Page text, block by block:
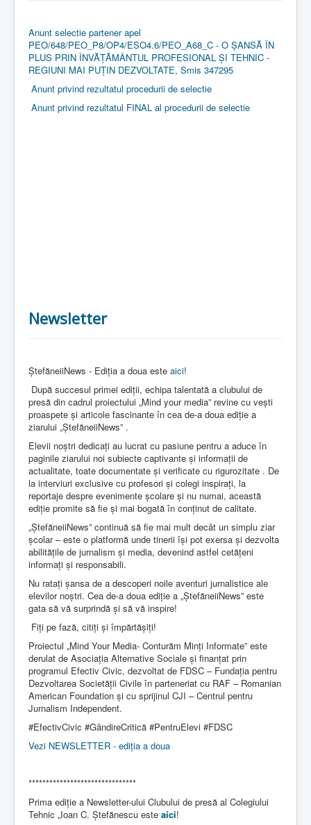
Anunt selectie partener apel
PEO/648/PEO_P8/OP4/ESO4.6/PEO_A68_C - O ȘANSĂ ÎN
PLUS PRIN ÎNVĂȚĂMÂNTUL PROFESIONAL ȘI TEHNIC -
REGIUNI MAI PUȚIN DEZVOLTATE, Smis 347295
Anunt privind rezultatul procedurii de selectie
Anunt privind rezultatul FINAL al procedurii de selectie
Newsletter
ȘtefăneiiNews - Ediția a doua este aici!
După succesul primei ediții, echipa talentată a clubului de
presă din cadrul proiectului „Mind your media” revine cu vești
proaspete și articole fascinante în cea de-a doua ediție a
ziarului „ȘtefăneiiNews” .
Elevii noștri dedicați au lucrat cu pasiune pentru a aduce în
paginile ziarului noi subiecte captivante și informații de
actualitate, toate documentate și verificate cu rigurozitate . De
la interviuri exclusive cu profesori și colegi inspirați, la
reportaje despre evenimente școlare și nu numai, această
ediție promite să fie și mai bogată în conținut de calitate.
„ȘtefăneiiNews” continuă să fie mai mult decât un simplu ziar
școlar – este o platformă unde tinerii își pot exersa și dezvolta
abilitățile de jurnalism și media, devenind astfel cetățeni
informați și responsabili.
Nu ratați șansa de a descoperi noile aventuri jurnalistice ale
elevilor noștri. Cea de-a doua ediție a „ȘtefăneiiNews” este
gata să vă surprindă și să vă inspire!
Fiți pe fază, citiți și împărtășiți!
Proiectul „Mind Your Media- Conturăm Minți Informate” este
derulat de Asociația Alternative Sociale și finanțat prin
programul Efectiv Civic, dezvoltat de FDSC – Fundația pentru
Dezvoltarea Societății Civile în parteneriat cu RAF – Romanian
American Foundation și cu sprijinul CJI – Centrul pentru
Jurnalism Independent.
#EfectivCivic #GândireCritică #PentruElevi #FDSC
Vezi NEWSLETTER - ediția a doua
*******************************
Prima ediție a Newsletter-ului Clubului de presă al Colegiului
Tehnic „Ioan C. Ștefănescu este aici!